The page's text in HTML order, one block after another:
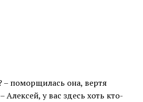
– поморщилась она, вертя
Алексей, у вас здесь хоть кто-